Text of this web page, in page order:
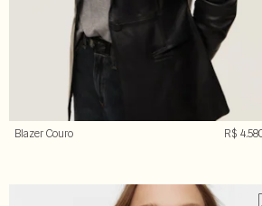
Blazer Couro R$